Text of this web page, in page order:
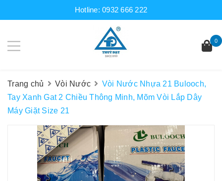
Hotline:0932 666 222
0
Trang chủ Vòi Nước
Vòi Nước Nhựa 21 Bulooch,
Tay Xanh Gat 2 Chiều Thông Minh, Mõm Vòi Lắp Dây
Máy Giặt Size 21